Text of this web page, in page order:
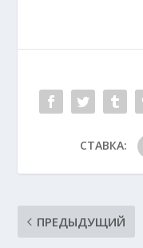
СТАВКА:
ПРЕДЫДУЩИЙ